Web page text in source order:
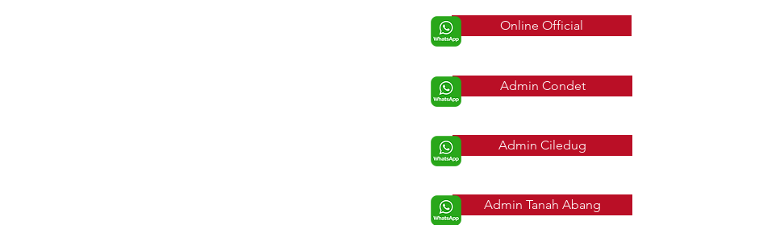
Online Official
Admin Condet
Admin Ciledug
Admin Tanah Abang